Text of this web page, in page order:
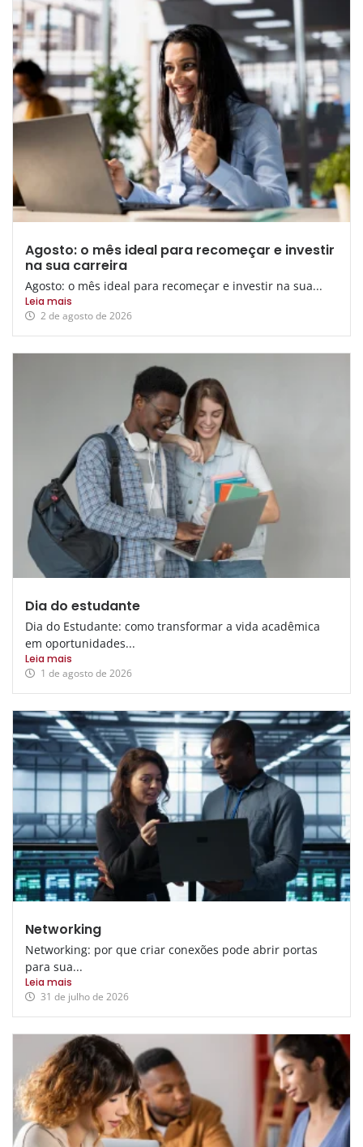
Agosto: o mês ideal para recomeçar e investir
na sua carreira
Agosto: o mês ideal para recomeçar e investir na sua...
Leia mais
2 de agosto de 2026
Dia do estudante
Dia do Estudante: como transformar a vida acadêmica
em oportunidades...
Leia mais
1 de agosto de 2026
Networking
Networking: por que criar conexões pode abrir portas
para sua...
Leia mais
31 de julho de 2026